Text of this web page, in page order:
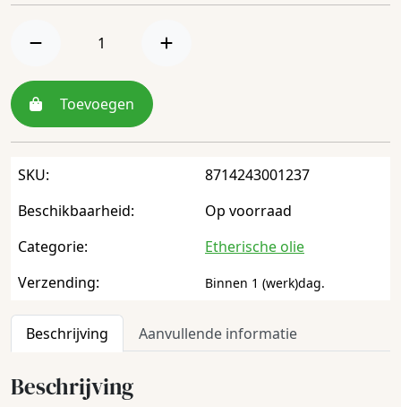
Toevoegen
SKU:
8714243001237
Beschikbaarheid:
Op voorraad
Categorie:
Etherische olie
Verzending:
Binnen 1 (werk)dag.
Beschrijving Aanvullende informatie
Beschrijving